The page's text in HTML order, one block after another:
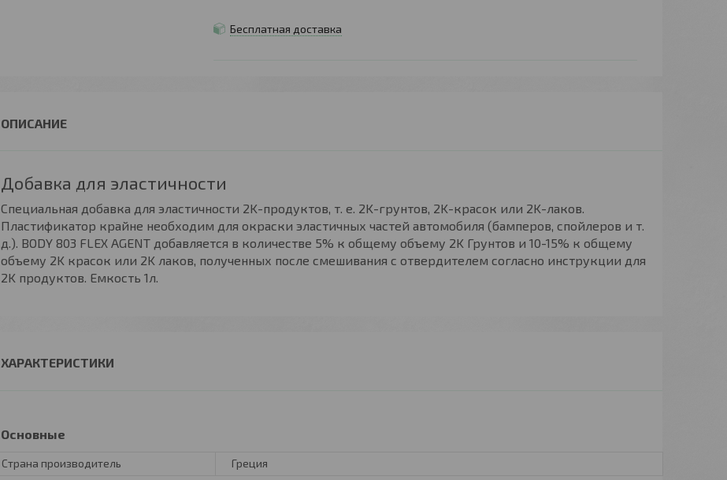
Бесплатная доставка
Добавка для эластичности
Специальная добавка для эластичности 2K-продуктов, т. е. 2K-грунтов, 2K-красок или 2K-лаков.
Пластификатор крайне необходим для окраски эластичных частей автомобиля (бамперов, спойлеров и т.
д.). BODY 803 FLEX AGENT добавляется в количестве 5% к общему объему 2K Грунтов и 10-15% к общему
объему 2K красок или 2K лаков, полученных после смешивания с отвердителем согласно инструкции для
2K продуктов. Емкость 1л.
ХАРАКТЕРИСТИКИ
Основные
Страна производитель Греция